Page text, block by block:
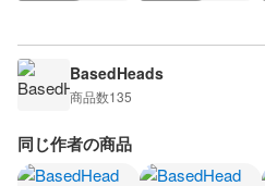
BasedHeads
商品数135
同じ作者の商品